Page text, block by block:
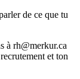
de ce que tu
à rh@merkur.ca
et ton